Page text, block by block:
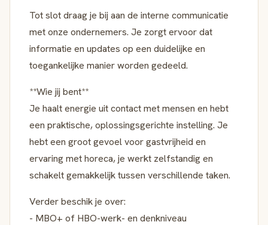
Tot slot draag je bij aan de interne communicatie
met onze ondernemers. Je zorgt ervoor dat
informatie en updates op een duidelijke en
toegankelijke manier worden gedeeld.
**Wie jij bent**
Je haalt energie uit contact met mensen en hebt
een praktische, oplossingsgerichte instelling. Je
hebt een groot gevoel voor gastvrijheid en
ervaring met horeca, je werkt zelfstandig en
schakelt gemakkelijk tussen verschillende taken.
Verder beschik je over:
- MBO+ of HBO-werk- en denkniveau